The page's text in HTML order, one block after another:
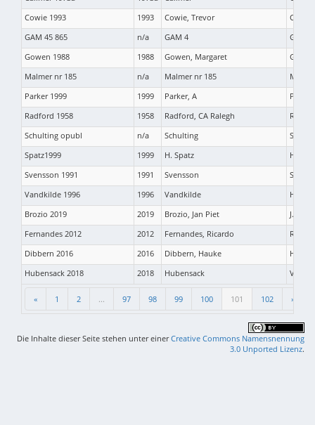
« 1 2 ... 97 98 99 100 101 102 »
Cowie 1993
1993 Cowie, Trevor
GAM 45 865
n/a GAM 4
GAM
Gowen 1988
1988 Gowen, Margaret
Malmer nr 185
n/a Malmer nr 185
Parker 1999
1999 Parker, A
Radford 1958
1958 Radford, CA Ralegh
Schulting opubl
n/a Schulting
Spatz1999
1999 H. Spatz
H.
Svensson 1991
1991 Svensson
Vandkilde 1996
1996 Vandkilde
Helle
Brozio 2019
2019 Brozio, Jan Piet
J. P.
Fernandes 2012
2012 Fernandes, Ricardo
R.
Dibbern 2016
2016 Dibbern, Hauke
H.
Hubensack 2018
2018 Hubensack Vera
Die Inhalte dieser Seite stehen unter einerCreative Commons Namensnennung
3.0 Unported Lizenz.